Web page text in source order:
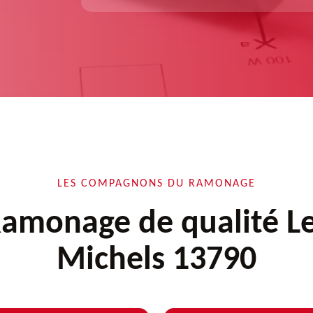
LES COMPAGNONS DU RAMONAGE
de qualité
Michels 13790